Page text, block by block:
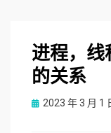
进程，
的关系
Posted
2023 年 3 月 1